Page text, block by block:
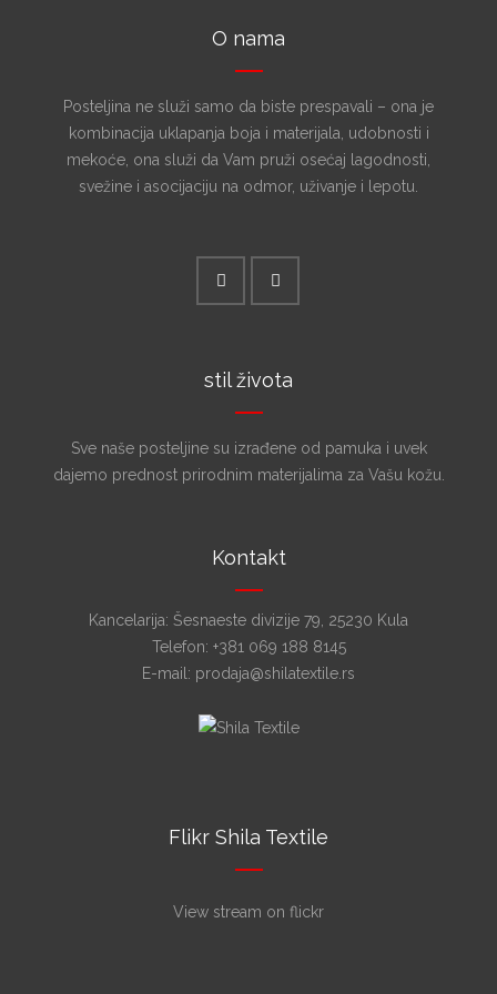
O nama
Posteljina ne služi samo da biste prespavali – ona je
kombinacija uklapanja boja i materijala, udobnosti i
mekoće, ona služi da Vam pruži osećaj lagodnosti,
svežine i asocijaciju na odmor, uživanje i lepotu.
stil života
Sve naše posteljine su izrađene od pamuka i uvek
dajemo prednost prirodnim materijalima za Vašu kožu.
Kontakt
Kancelarija: Šesnaeste divizije 79, 25230 Kula
Telefon: +381 069 188 8145
E-mail: prodaja@shilatextile.rs
Flikr Shila Textile
View stream on flickr